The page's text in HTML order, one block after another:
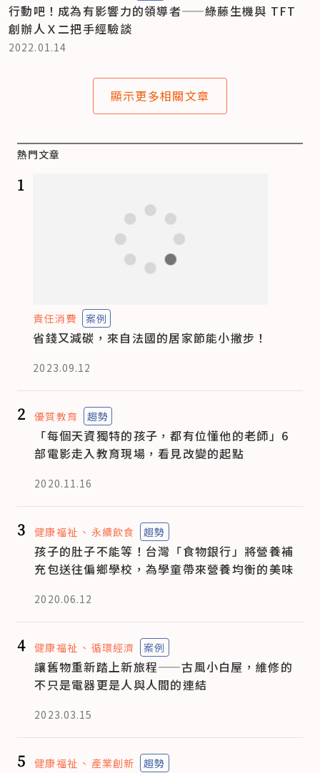
行動吧！成為有影響力的領導者——綠藤生機與 TFT
創辦人Ｘ二把手經驗談
2022.01.14
顯示更多相關文章
熱門文章
1
責任消費 案例
省錢又減碳，來自法國的居家節能小撇步！
2023.09.12
2 優質教育 趨勢
「每個天資獨特的孩子，都有位懂他的老師」6
部電影走入教育現場，看見改變的起點
2020.11.16
3 健康福祉 永續飲食 趨勢
孩子的肚子不能等！台灣「食物銀行」將營養補
充包送往偏鄉學校，為學童帶來營養均衡的美味
2020.06.12
4 健康福祉 循環經濟 案例
讓舊物重新踏上新旅程——古風小白屋，維修的
不只是電器更是人與人間的連結
2023.03.15
5 健康福祉 產業創新 趨勢